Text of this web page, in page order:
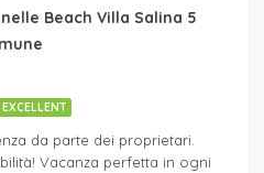
Beach Villa Salina 5
EXCELLENT
da parte dei proprietari.
Vacanza perfetta in ogni